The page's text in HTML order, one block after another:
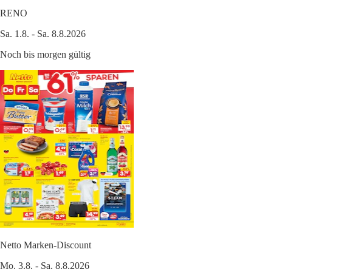
RENO
Sa. 1.8. - Sa. 8.8.2026
Noch bis morgen gültig
Netto Marken-Discount
Mo. 3.8. - Sa. 8.8.2026